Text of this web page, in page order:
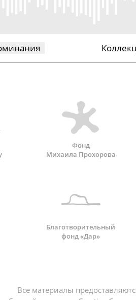
Фонд
Михаила Прохорова
Благотворительный
фонд «Дар»
Все материалы